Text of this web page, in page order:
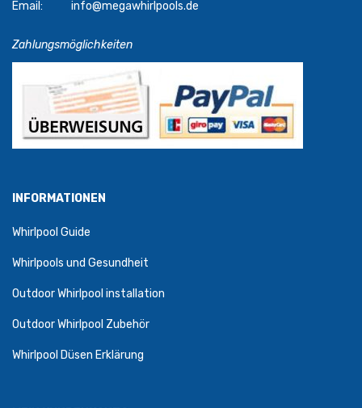
Email:
info@megawhirlpools.de
Zahlungsmöglichkeiten
INFORMATIONEN
Whirlpool Guide
Whirlpools und Gesundheit
Outdoor Whirlpool installation
Outdoor Whirlpool Zubehör
Whirlpool Düsen Erklärung